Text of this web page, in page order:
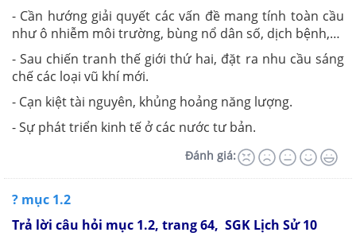
- Cần hướng giải quyết các vấn đề mang tính toàn cầu
như ô nhiễm môi trường, bùng nổ dân số, dịch bệnh,…
- Sau chiến tranh thế giới thứ hai, đặt ra nhu cầu sáng
chế các loại vũ khí mới.
- Cạn kiệt tài nguyên, khủng hoảng năng lượng.
- Sự phát triển kinh tế ở các nước tư bản.
Đánh giá:
? mục 1.2
Trả lời câu hỏi mục 1.2, trang 64, SGK Lịch Sử 10